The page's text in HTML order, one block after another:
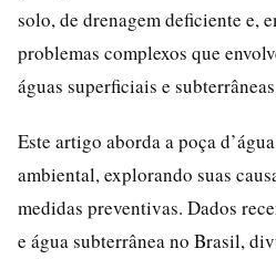
solo, de drenagem deficiente e,
problemas complexos que
águas superficiais e
Este artigo aborda a poça
ambiental, explorando suas
medidas preventivas. Dados
e água subterrânea no Brasil,